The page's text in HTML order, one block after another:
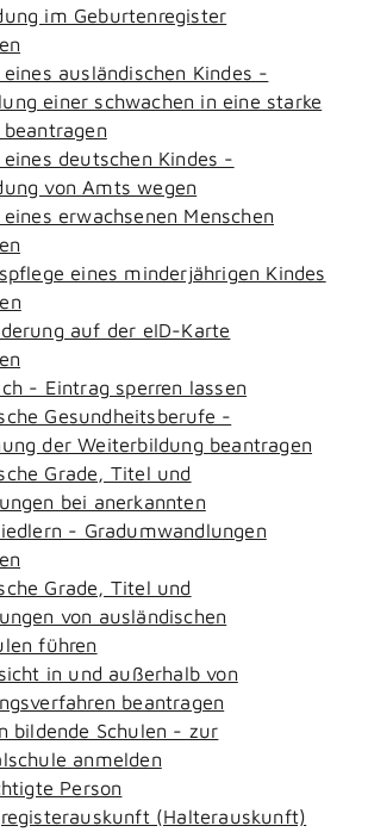
im Geburtenregister
ausländischen Kindes -
einer schwachen in eine starke
deutschen Kindes -
von Amts wegen
erwachsenen Menschen
eines minderjährigen Kindes
auf der eID-Karte
- Eintrag sperren lassen
Gesundheitsberufe -
der Weiterbildung beantragen
Grade, Titel und
bei anerkannten
- Gradumwandlungen
Grade, Titel und
von ausländischen
führen
in und außerhalb von
beantragen
bildende Schulen - zur
anmelden
Person
(Halterauskunft)